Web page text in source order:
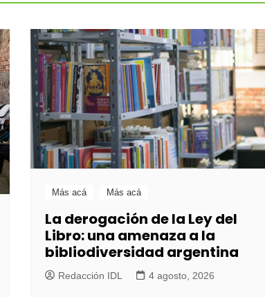
Más acá Más acá
La derogación de la Ley del
Libro: una amenaza a la
bibliodiversidad argentina
Redacción IDL 4 agosto, 2026